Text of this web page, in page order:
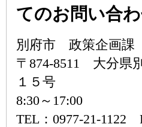
てのお問い合
別府市 政策企画課
〒874-8511 大分県
１５号
8:30～17:00
TEL：0977-21-1122